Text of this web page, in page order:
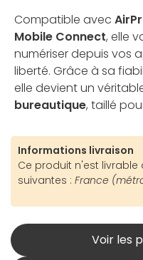
Compatible avec
Mobile Connect, elle
numériser depuis vos
liberté. Grâce à sa
elle devient un
bureautique, taillé
Informations livraison
Ce produit n'est
suivantes : France
Voir les